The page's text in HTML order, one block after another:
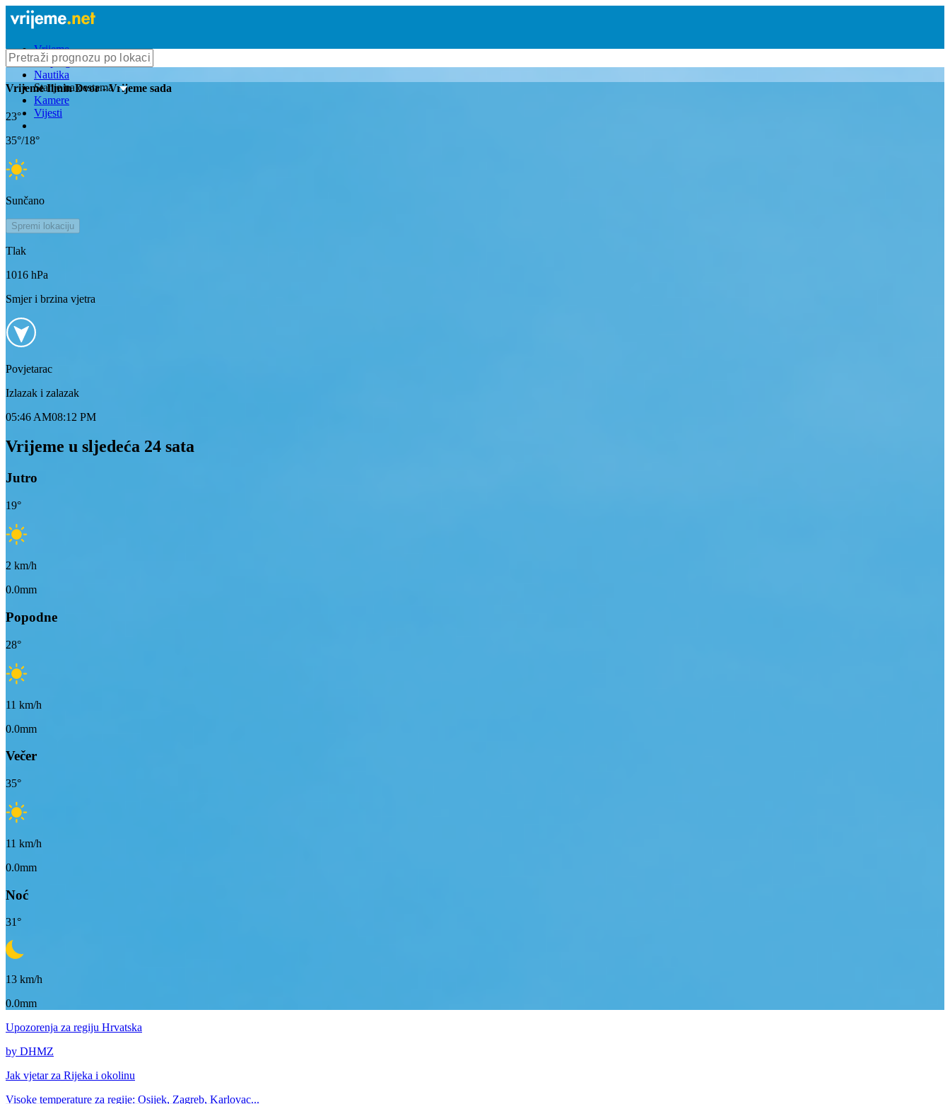
Vrijeme
Bioprognoza
Nautika
Stanje na cestama
Kamere
Vijesti
VrijemeIlmin Dvor- Vrijeme sada
23°
35°/18°
Sunčano
Spremi lokaciju
Tlak
1016 hPa
Smjer i brzina vjetra
Povjetarac
Izlazak i zalazak
05:46 AM08:12 PM
Vrijeme u sljedeća 24 sata
Jutro
19°
2 km/h
0.0mm
Popodne
28°
11 km/h
0.0mm
Večer
35°
11 km/h
0.0mm
Noć
31°
13 km/h
0.0mm
Upozorenja za regiju Hrvatska
by DHMZ
Jak vjetar za Rijeka i okolinu
Visoke temperature za regije: Osijek, Zagreb, Karlovac...